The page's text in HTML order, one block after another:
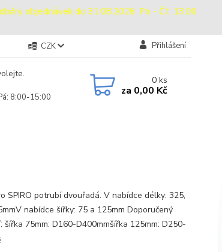
objednávek do 31.08.2026: Po - Čt: 13:00
CZK Přihlášení
8:00-15:00
0ks
za 0,00 Kč
SPIRO potrubí dvouřadá. V nabídce délky: 325,
nabídce šířky: 75 a 125mm Doporučený
šířka 75mm: D160-D400mmšířka 125mm: D250-